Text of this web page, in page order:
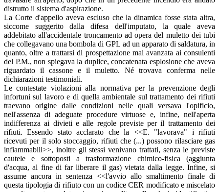
distrutto il sistema d'aspirazione.
La Corte d'appello aveva escluso che la dinamica fosse stata altra,
siccome suggerito dalla difesa dell'imputato, la quale aveva
addebitato all'accidentale troncamento ad opera del muletto dei tubi
che collegavano una bombola di GPL ad un apparato di saldatura, in
quanto, oltre a trattarsi di prospettazione mai avanzata ai consulenti
del P.M., non spiegava la duplice, concatenata esplosione che aveva
riguardato il cassone e il muletto. Né trovava conferma nelle
dichiarazioni testimoniali.
Le contestate violazioni alla normativa per la prevenzione degli
infortuni sul lavoro e di quella ambientale sul trattamento dei rifiuti
traevano origine dalle condizioni nelle quali versava l'opificio,
nell'assenza di adeguate procedure virtuose e, infine, nell'aperta
indifferenza ai divieti e alle regole previste per il trattamento dei
rifiuti. Essendo stato acclarato che la <<E. "lavorava" i rifiuti
ricevuti per il solo stoccaggio, rifiuti che (...) possono rilasciare gas
infiammabili>>, inoltre gli stessi venivano trattati, senza le previste
cautele e sottoposti a trasformazione chimico-fisica (aggiunta
d'acqua, al fine di far liberare il gas) vietata dalla legge. Infine, si
assume ancora in sentenza <<l'avvio allo smaltimento finale di
questa tipologia di rifiuto con un codice CER modificato e miscelato